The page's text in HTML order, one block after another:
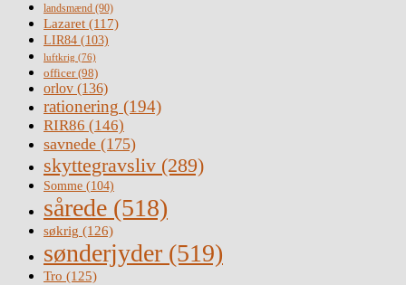
landsmænd (90)
Lazaret (117)
LIR84 (103)
luftkrig (76)
officer(98)
orlov (136)
rationering (194)
RIR86 (146)
savnede (175)
skyttegravsliv (289)
Somme (104)
sårede (518)
søkrig (126)
sønderjyder (519)
Tro (125)